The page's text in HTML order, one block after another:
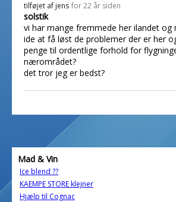
tilføjet af jens for 22 år siden
solstik
vi har mange fremmede her ilandet og
ide at få løst de problemer der er her
penge til ordentlige forhold for
nærområdet?
det tror jeg er bedst?
Mad & Vin
Ice blend ??
KAEMPE STORE klejner
Hjælp til Cognac